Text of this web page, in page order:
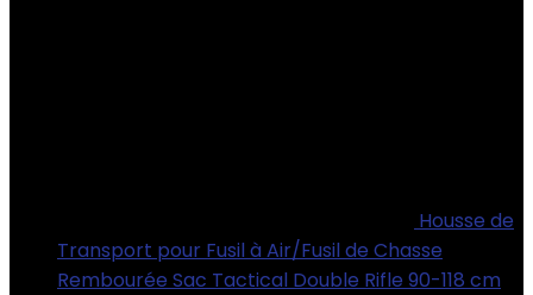
Housse de
Transport pour Fusil à Air/Fusil de Chasse
Rembourée Sac Tactical Double Rifle 90-118 cm